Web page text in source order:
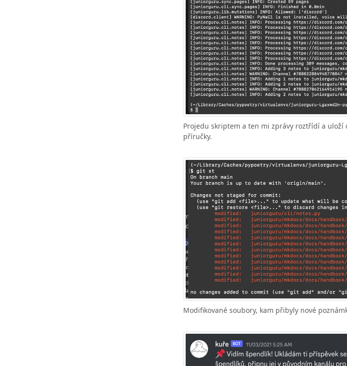
Projedu skriptem a ten mi zprávy roztřídí a uloží
příručky.
Modifikované soubory, kam přibyly nové